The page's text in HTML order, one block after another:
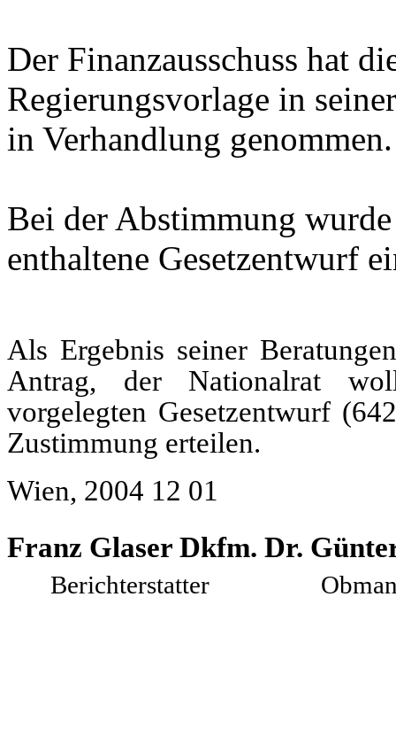
Der Finanzausschuss hat
Regierungsvorlage in
in Verhandlung genommen.
Bei der Abstimmung
enthaltene Gesetzentwurf
Als Ergebnis seiner
Antrag, der Nationalrat
vorgelegten Gesetzentwurf
Zustimmung erteilen.
Wien, 2004 12 01
Franz Glaser Dkfm. Dr.
Berichterstatter